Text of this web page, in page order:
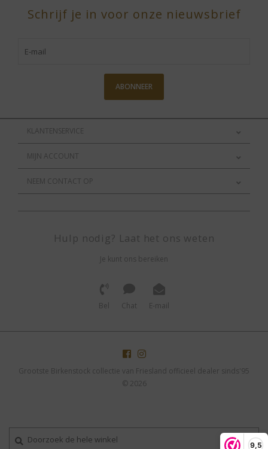
9,5
Schrijf je in voor onze nieuwsbrief
ABONNEER
KLANTENSERVICE
MIJN ACCOUNT
NEEM CONTACT OP
Hulp nodig? Laat het ons weten
Je kunt ons bereiken
Bel Chat E-mail
Grootste Birkenstock collectie van Friesland officieel dealer sinds'95
© 2026